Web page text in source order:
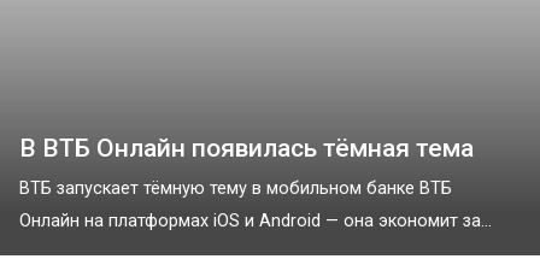
В ВТБ Онлайн появилась тёмная тема
ВТБ запускает тёмную тему в мобильном банке ВТБ
Онлайн на платформах iOS и Android — она экономит за...